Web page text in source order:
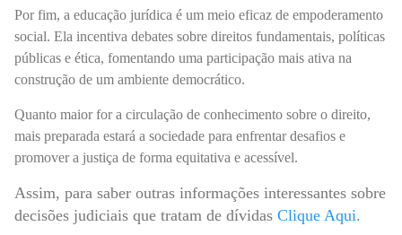
Por fim, a educação jurídica é um meio eficaz de empoderamento
social. Ela incentiva debates sobre direitos fundamentais, políticas
públicas e ética, fomentando uma participação mais ativa na
construção de um ambiente democrático.
Quanto maior for a circulação de conhecimento sobre o direito,
mais preparada estará a sociedade para enfrentar desafios e
promover a justiça de forma equitativa e acessível.
Assim, para saber outras informações interessantes sobre
decisões judiciais que tratam de dívidas Clique Aqui.